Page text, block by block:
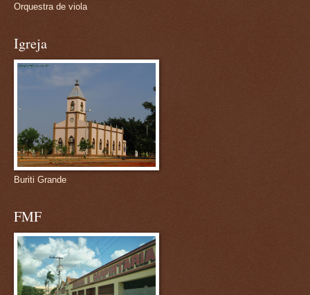
Orquestra de viola
Igreja
Buriti Grande
FMF